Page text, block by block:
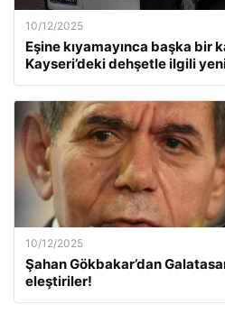
10/12/2025
Eşine kıyamayınca başka bir
Kayseri’deki dehşetle ilgili
10/12/2025
Şahan Gökbakar’dan
eleştiriler!